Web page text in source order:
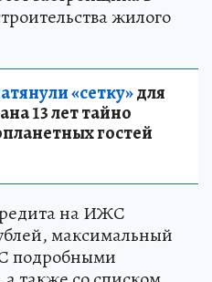
жилого
«сетку»для
13 лет тайно
гостей
на ИЖС
максимальный
подробными